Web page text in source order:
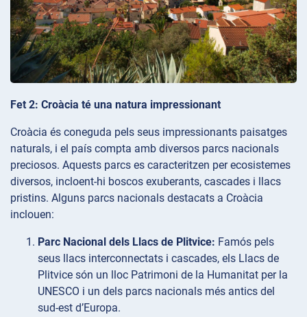
Fet 2: Croàcia té una natura impressionant
Croàcia és coneguda pels seus impressionants paisatges
naturals, i el país compta amb diversos parcs nacionals
preciosos. Aquests parcs es caracteritzen per ecosistemes
diversos, incloent-hi boscos exuberants, cascades i llacs
pristins. Alguns parcs nacionals destacats a Croàcia
inclouen:
Parc Nacional dels Llacs de Plitvice: Famós pels
seus llacs interconnectats i cascades, els Llacs de
Plitvice són un lloc Patrimoni de la Humanitat per la
UNESCO i un dels parcs nacionals més antics del
sud-est d’Europa.